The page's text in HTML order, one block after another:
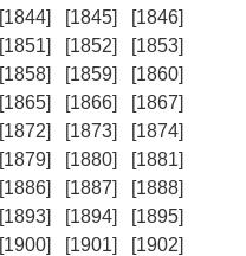
[1844] [1845]
[1846]
[1851] [1852]
[1853]
[1858] [1859]
[1860]
[1865] [1866]
[1867]
[1872] [1873]
[1874]
[1879] [1880]
[1881]
[1886] [1887]
[1888]
[1893] [1894]
[1895]
[1900] [1901]
[1902]